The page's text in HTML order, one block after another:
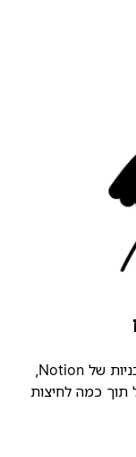
להעלות את התבנית שלכם לגלריית התבניות של Notion,
לחיצות